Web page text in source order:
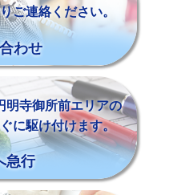
ご連絡ください。
わせ
明寺御所前エリアの
に駆け付けます。
急行